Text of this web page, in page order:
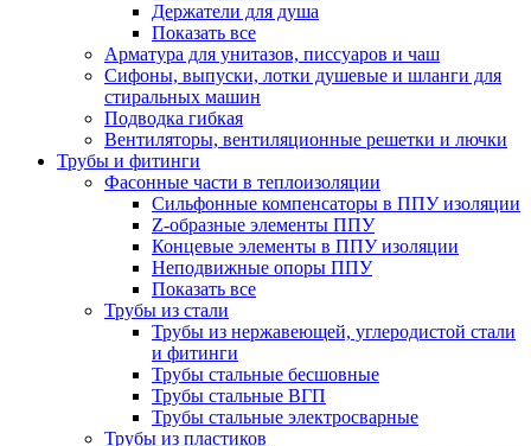
Держатели для душа
Показать все
Арматура для унитазов, писсуаров и чаш
Сифоны, выпуски, лотки душевые и шланги для
стиральных машин
Подводка гибкая
Вентиляторы, вентиляционные решетки и лючки
Трубы и фитинги
Фасонные части в теплоизоляции
Cильфонные компенсаторы в ППУ изоляции
Z-образные элементы ППУ
Концевые элементы в ППУ изоляции
Неподвижные опоры ППУ
Показать все
Трубы из стали
Трубы из нержавеющей, углеродистой стали
и фитинги
Трубы стальные бесшовные
Трубы стальные ВГП
Трубы стальные электросварные
Трубы из пластиков